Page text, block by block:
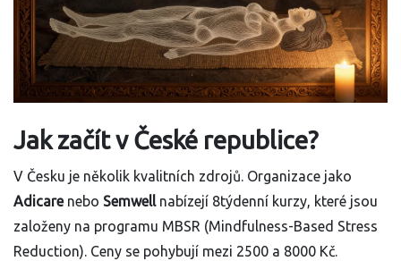
Jak začít v České republice?
V Česku je několik kvalitních zdrojů. Organizace jako
Adicarenebo Semwellnabízejí 8týdenní kurzy, které jsou
založeny na programu MBSR (Mindfulness-Based Stress
Reduction). Ceny se pohybují mezi 2500 a 8000 Kč.